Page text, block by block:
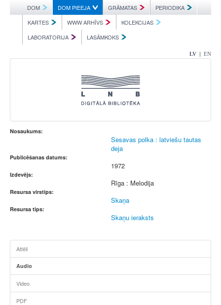
DOM DOM PIEEJA GRĀMATAS
PERIODIKA
KARTES
WWW ARHĪVS
KOLEKCIJAS
LABORATORIJA
LASĀMKOKS
LV | EN
Nosaukums:
Sesavas polka : latviešu tautas
deja
Publicēšanas datums:
1972
Izdevējs:
Rīga : Melodija
Resursa virstips:
Skaņa
Resursa tips:
Skaņu ieraksts
Attēli
Audio
Video
PDF